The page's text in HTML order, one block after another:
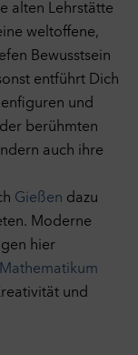
alten Lehrstätte
weltoffene,
Bewusstsein
entführt Dich
und
berühmten
auch ihre
Gießen dazu
Moderne
hier
Mathematikum
und